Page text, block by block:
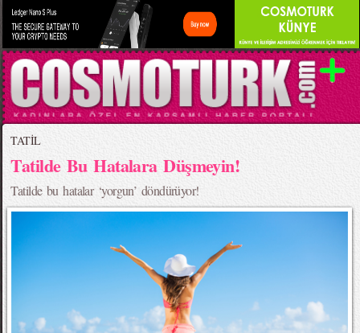
TATİL
Tatilde Bu Hatalara Düşmeyin!
Tatilde bu hatalar ‘yorgun’ döndürüyor!